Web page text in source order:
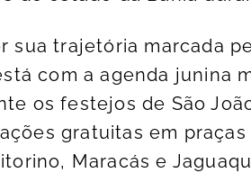
sua trajetória marcada
com a agenda junina
os festejos de São
gratuitas em
Maracás e